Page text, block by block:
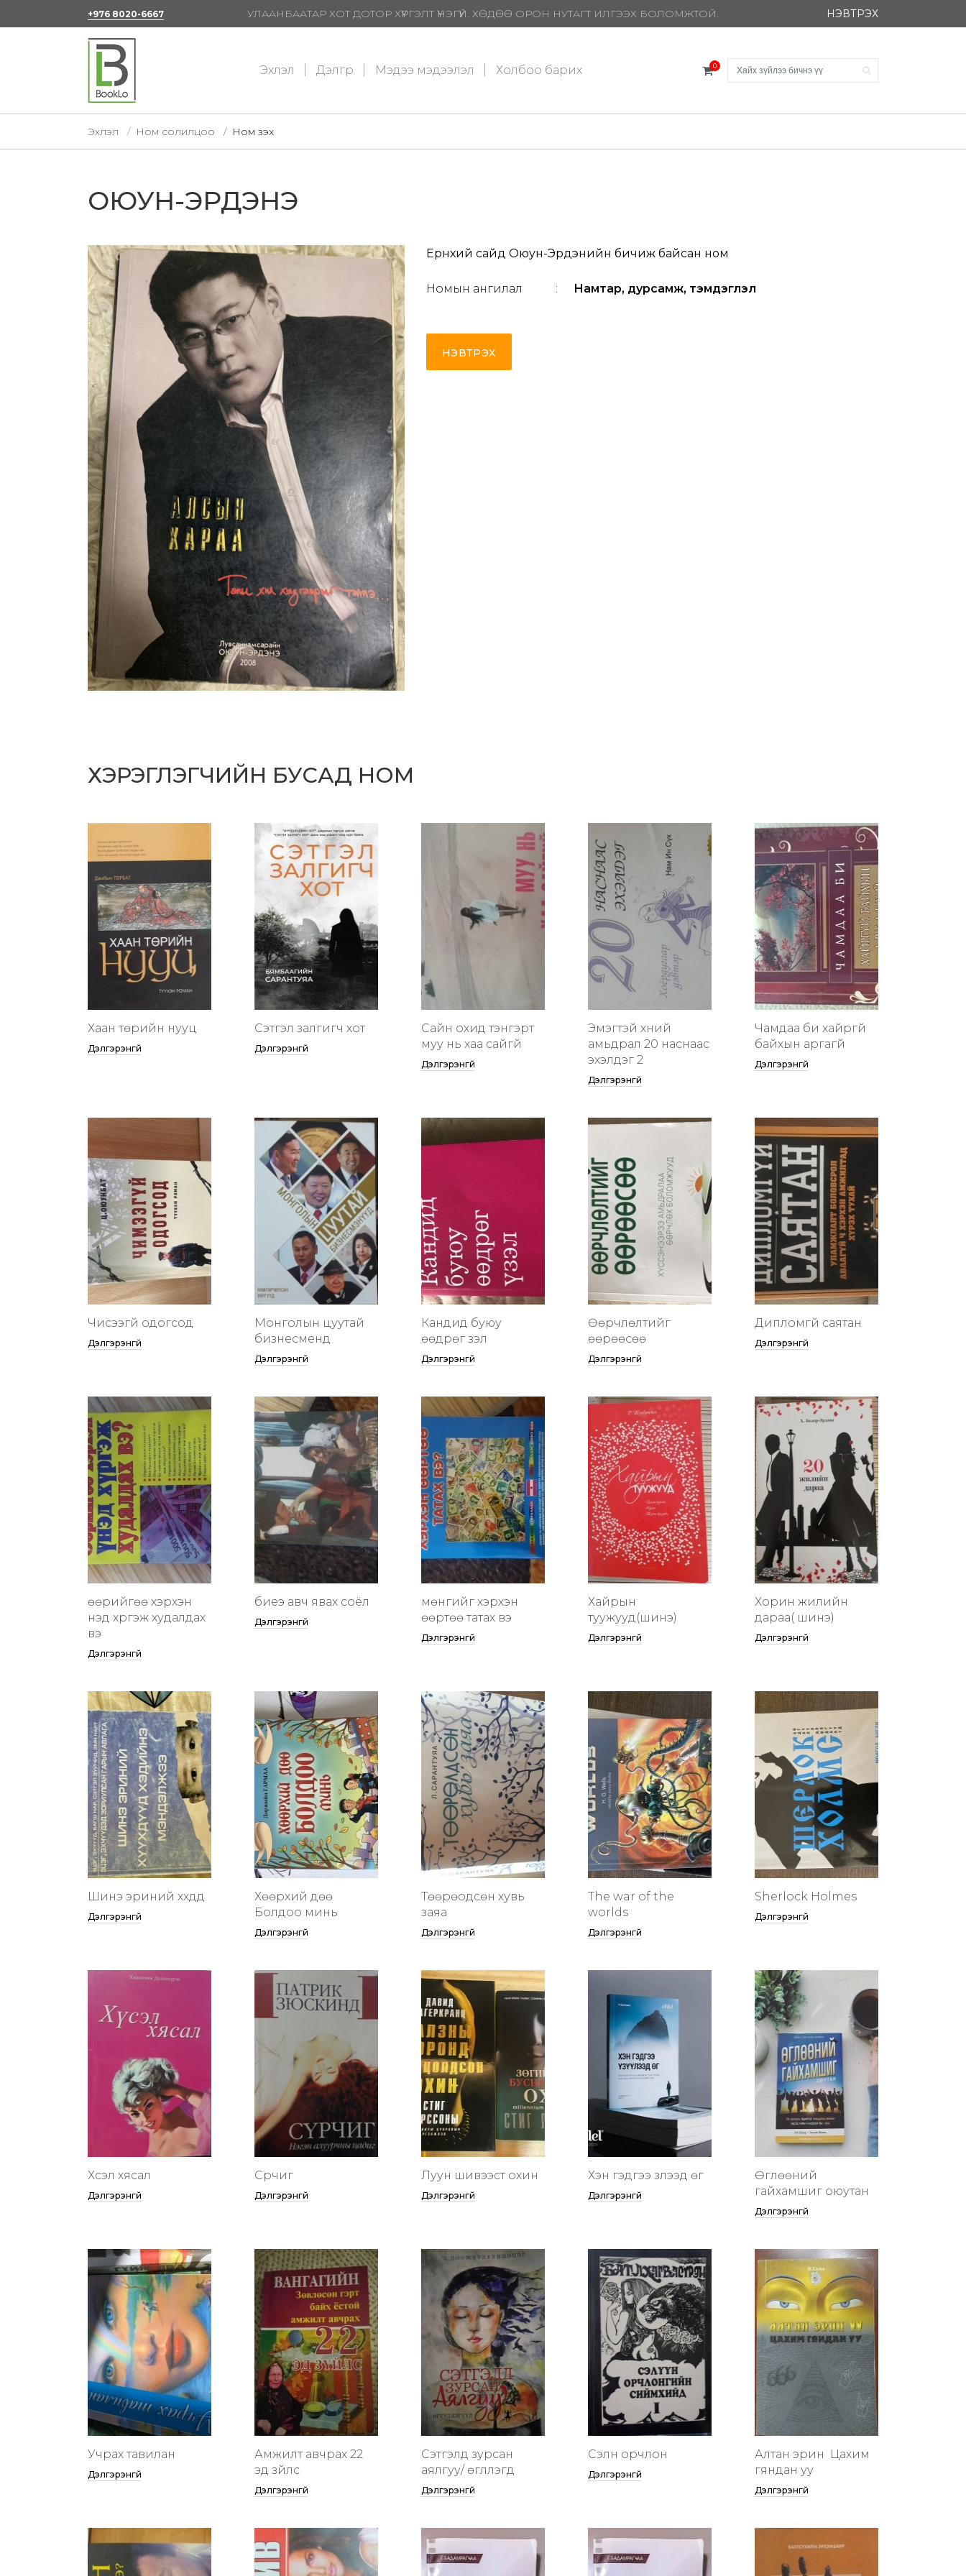
+976 8020-6667 УЛААНБААТАР ХОТ ДОТОР ХҮРГЭЛТ ҮНЭГҮЙ. ХӨДӨӨ ОРОН НУТАГТ ИЛГЭЭХ БОЛОМЖТОЙ. НЭВТРЭХ
Эхлэл Дэлгүүр Мэдээ мэдээлэл Холбоо барих 0
Эхлэл Ном солилцоо Ном үзэх
ОЮУН-ЭРДЭНЭ
Ерөнхий сайд Оюун-Эрдэнийн бичиж байсан ном
Номын ангилал : Намтар, дурсамж, тэмдэглэл
НЭВТРЭХ
ХЭРЭГЛЭГЧИЙН БУСАД НОМ
Хаан төрийн нууц
Дэлгэрэнгүй
Сэтгэл залгигч хот
Дэлгэрэнгүй
Сайн охид тэнгэрт
муу нь хаа сайгүй
Дэлгэрэнгүй
Эмэгтэй хүний
амьдрал 20 наснаас
эхэлдэг 2
Дэлгэрэнгүй
Чамдаа би хайргүй
байхын аргагүй
Дэлгэрэнгүй
Чисээгүй одогсод
Дэлгэрэнгүй
Монголын цуутай
бизнесменүүд
Дэлгэрэнгүй
Кандид буюу
өөдрөг үзэл
Дэлгэрэнгүй
Өөрчлөлтийг
өөрөөсөө
Дэлгэрэнгүй
Дипломгүй саятан
Дэлгэрэнгүй
өөрийгөө хэрхэн
үнэд хүргэж худалдах
вэ
Дэлгэрэнгүй
биеэ авч явах соёл
Дэлгэрэнгүй
мөнгийг хэрхэн
өөртөө татах вэ
Дэлгэрэнгүй
Хайрын
туужууд(шинэ)
Дэлгэрэнгүй
Хорин жилийн
дараа( шинэ)
Дэлгэрэнгүй
Шинэ эриний хүүхдүүд
Дэлгэрэнгүй
Хөөрхий дөө
Болдоо минь
Дэлгэрэнгүй
Төөрөодсөн хувь
заяа
Дэлгэрэнгүй
The war of the
worlds
Дэлгэрэнгүй
Sherlock Holmes
Дэлгэрэнгүй
Хүсэл хясал
Дэлгэрэнгүй
Сүрчиг
Дэлгэрэнгүй
Луун шивээст охин
Дэлгэрэнгүй
Хэн гэдгээ үзүүлээд өг
Дэлгэрэнгүй
Өглөөний
гайхамшиг оюутан
Дэлгэрэнгүй
Учрах тавилан
Дэлгэрэнгүй
Амжилт авчрах 22
эд зүйлс
Дэлгэрэнгүй
Сэтгэлд зурсан
аялгуу/ өгүүллэгүүд
Дэлгэрэнгүй
Сэлүүн орчлон
Дэлгэрэнгүй
Алтан эрин үү Цахим
гяндан уу
Дэлгэрэнгүй